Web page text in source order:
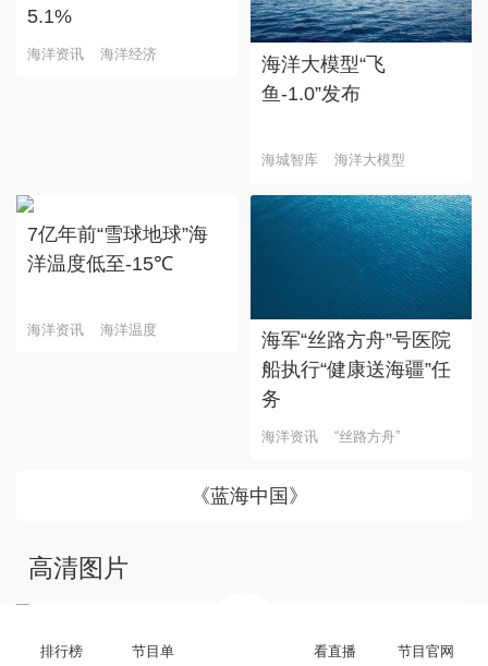
5.1%
海洋资讯 海洋经济
海洋大模型“飞
鱼-1.0”发布
海城智库 海洋大模型
7亿年前“雪球地球”海
洋温度低至-15℃
海洋资讯 海洋温度
海军“丝路方舟”号医院
船执行“健康送海疆”任
务
海洋资讯 “丝路方舟”
《蓝海中国》
高清图片
“大地指纹”奏响夏夜文旅
乐章
排行榜 节目单 看直播 节目官网